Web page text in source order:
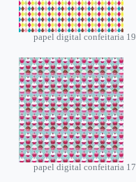
papel digital confeitaria 19
papel digital confeitaria 17